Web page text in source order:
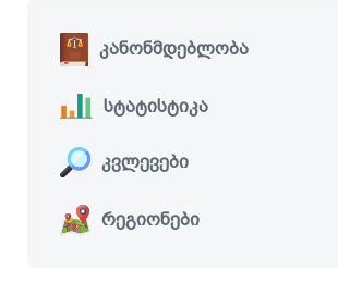
კანონმდებლობა
სტატისტიკა
კვლევები
რეგიონები